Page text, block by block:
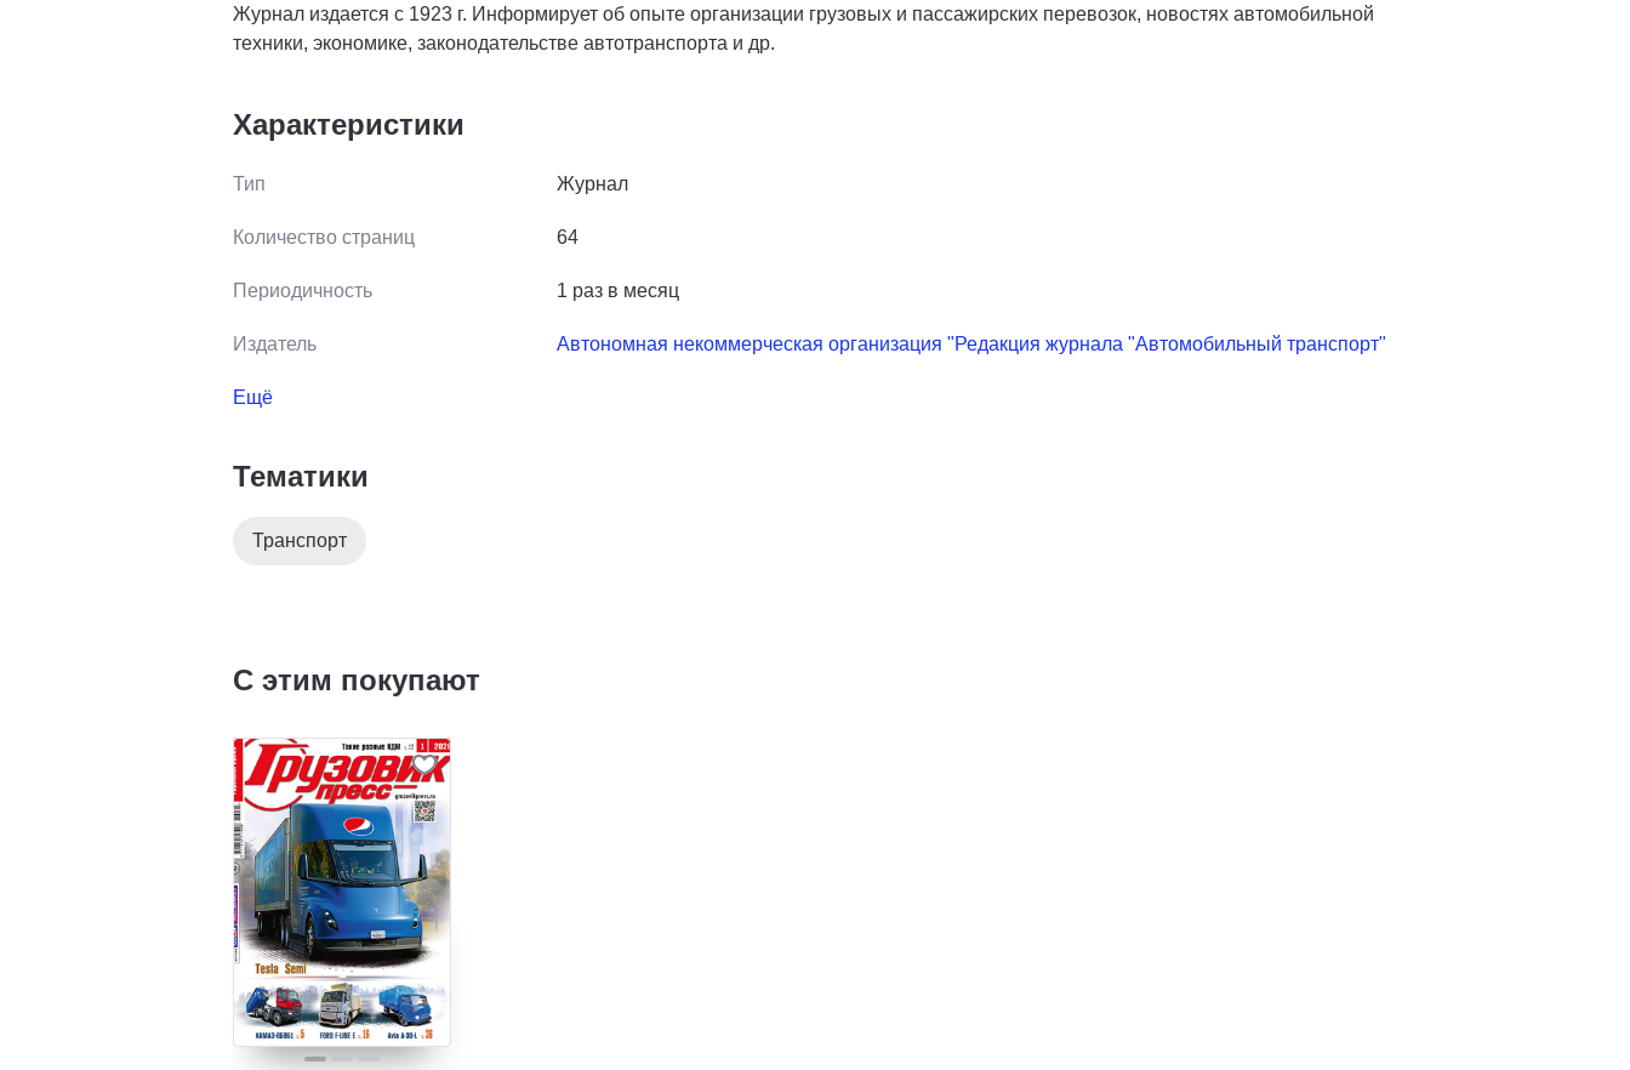
Журнал издается с 1923 г. Информирует об опыте организации грузовых и пассажирских перевозок, новостях автомобильной
техники, экономике, законодательстве автотранспорта и др.
Характеристики
Тип Журнал
Количество страниц 64
Периодичность 1 раз в месяц
Издатель Автономная некоммерческая организация "Редакция журнала "Автомобильный транспорт"
Ещё
Тематики
Транспорт
С этим покупают